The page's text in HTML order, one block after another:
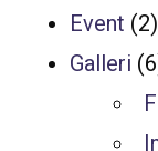
Event (2)
Galleri